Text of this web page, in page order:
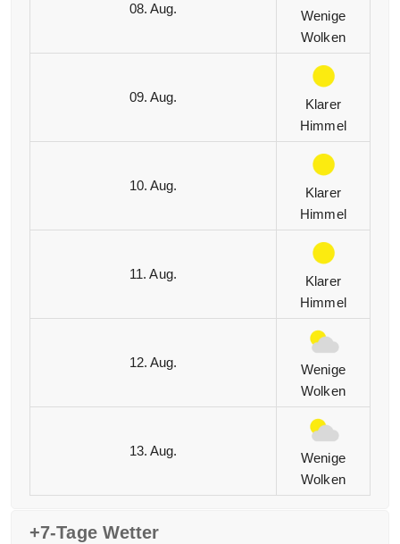
08. Aug.
Wenige
Wolken
09. Aug.
Klarer
Himmel
10. Aug.
Klarer
Himmel
11. Aug.
Klarer
Himmel
12. Aug.
Wenige
Wolken
13. Aug.
Wenige
Wolken
+7-Tage Wetter